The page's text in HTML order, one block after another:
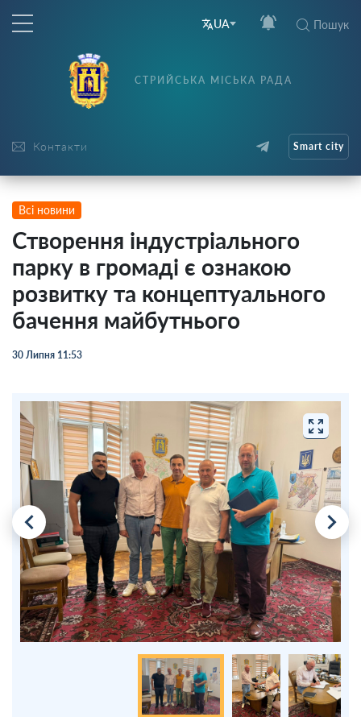
UA Пошук
Контакти
СТРИЙСЬКА МІСЬКА РАДА
Smart city
Всі новини
Створення індустріального
парку в громаді є ознакою
розвитку та концептуального
бачення майбутнього
30 Липня 11:53